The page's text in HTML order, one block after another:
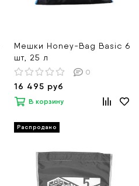
Мешки Honey-Bag Basic 6
шт, 25 л
0
16 495 руб
В корзину